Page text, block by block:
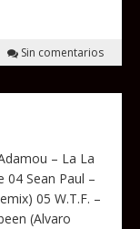
Sin comentarios
– La La
04 Sean Paul –
05 W.T.F. –
(Alvaro